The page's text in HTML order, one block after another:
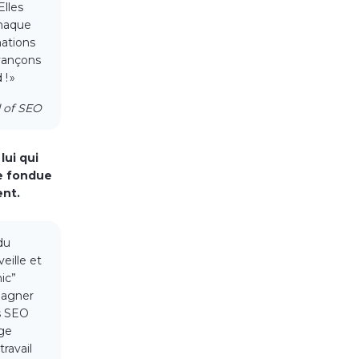
»
of SEO
qui
fondue
et